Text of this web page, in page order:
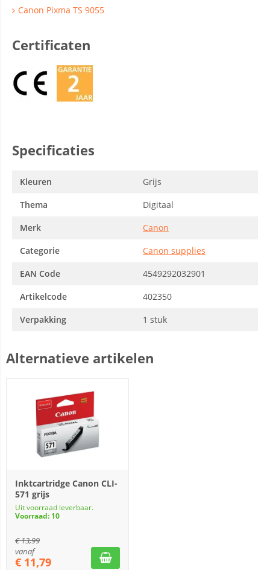
Canon Pixma TS 9055
Certificaten
Specificaties
Kleuren
Grijs
Thema
Digitaal
Merk
Canon
Categorie
Canon supplies
EAN Code
4549292032901
Artikelcode
402350
Verpakking
1 stuk
Alternatieve artikelen
Inktcartridge Canon CLI-
571 grijs
Uit voorraad leverbaar.
Voorraad: 10
€13,99
vanaf
€ 11,79